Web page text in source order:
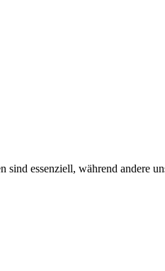
essenziell, während andere